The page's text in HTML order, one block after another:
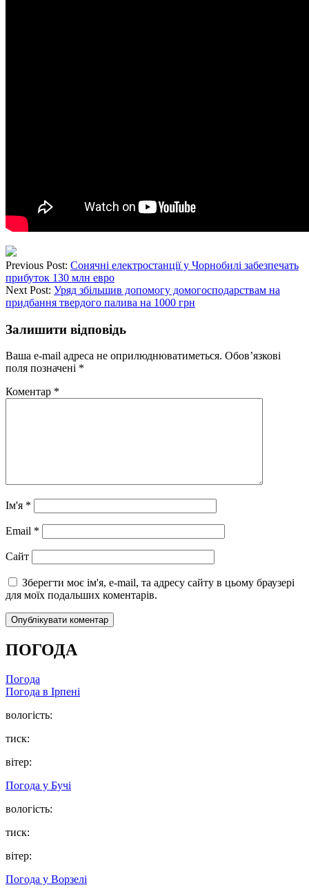
Previous Post: Сонячні електростанції у Чорнобилі забезпечать
прибуток 130 млн евро
Next Post: Уряд збільшив допомогу домогосподарствам на
придбання твердого палива на 1000 грн
Залишити відповідь
Ваша e-mail адреса не оприлюднюватиметься. Обов’язкові
поля позначені *
Коментар *
Ім'я *
Email *
Сайт
Зберегти моє ім'я, e-mail, та адресу сайту в цьому браузері
для моїх подальших коментарів.
ПОГОДА
Погода
Погода в Ірпені
вологість:
тиск:
вітер:
Погода у Бучі
вологість:
тиск:
вітер:
Погода у Ворзелі